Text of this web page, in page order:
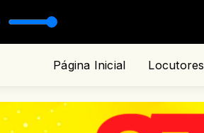
Página Inicial Locutores